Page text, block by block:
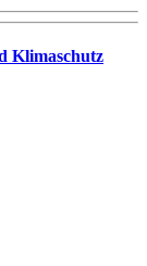
Klimaschutz